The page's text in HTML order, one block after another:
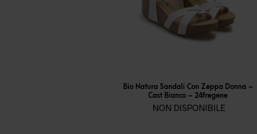
Bio Natura Sandali Con Zeppa Donna –
Cast Bianco – 24fregene
NON DISPONIBILE